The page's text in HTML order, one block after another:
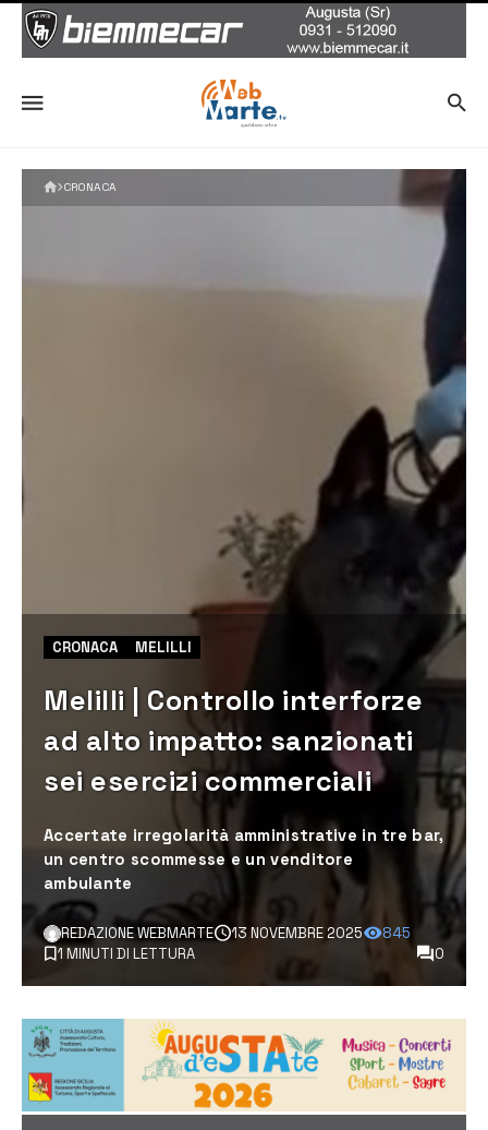
CRONACA
CRONACA MELILLI
Melilli | Controllo interforze
ad alto impatto: sanzionati
sei esercizi commerciali
Accertate irregolarità amministrative in tre bar,
un centro scommesse e un venditore
ambulante
REDAZIONE WEBMARTE 13 NOVEMBRE 2025
845
1 MINUTI DI LETTURA
0